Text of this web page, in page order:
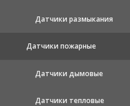
Датчики размыкания
Датчики пожарные
Датчики дымовые
Датчики тепловые